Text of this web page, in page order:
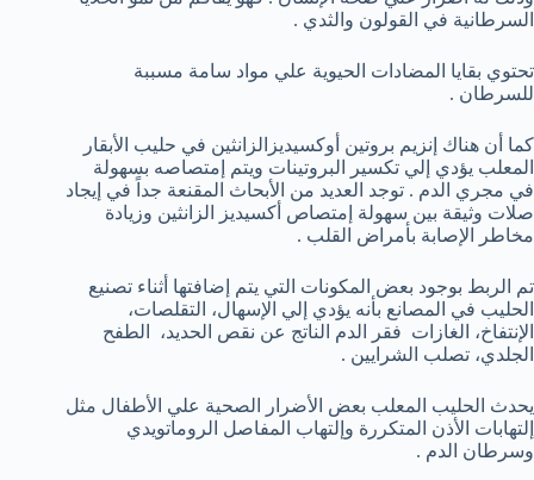
السرطانية في القولون والثدي .
تحتوي بقايا المضادات الحيوية علي مواد سامة مسببة
للسرطان .
كما أن هناك إنزيم بروتين أوكسيديزالزانثين في حليب الأبقار
المعلب يؤدي إلي تكسير البروتينات ويتم إمتصاصه بسهولة
في مجري الدم . توجد العديد من الأبحاث المقنعة جداً في إيجاد
صلات وثيقة بين سهولة إمتصاص أكسيديز الزانثين وزيادة
مخاطر الإصابة بأمراض القلب .
تم الربط بوجود بعض المكونات التي يتم إضافتها أثناء تصنيع
الحليب في المصانع بأنه يؤدي إلي الإسهال، التقلصات،
الإنتفاخ، الغازات فقر الدم الناتج عن نقص الحديد، الطفح
الجلدي، تصلب الشرايين .
يحدث الحليب المعلب بعض الأضرار الصحية علي الأطفال مثل
إلتهابات الأذن المتكررة وإلتهاب المفاصل الروماتويدي
وسرطان الدم .